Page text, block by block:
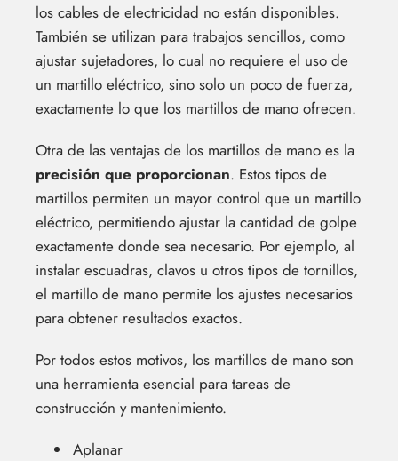
los cables de electricidad no están disponibles.
También se utilizan para trabajos sencillos, como
ajustar sujetadores, lo cual no requiere el uso de
un martillo eléctrico, sino solo un poco de fuerza,
exactamente lo que los martillos de mano ofrecen.
Otra de las ventajas de los martillos de mano es la
precisión que proporcionan. Estos tipos de
martillos permiten un mayor control que un martillo
eléctrico, permitiendo ajustar la cantidad de golpe
exactamente donde sea necesario. Por ejemplo, al
instalar escuadras, clavos u otros tipos de tornillos,
el martillo de mano permite los ajustes necesarios
para obtener resultados exactos.
Por todos estos motivos, los martillos de mano son
una herramienta esencial para tareas de
construcción y mantenimiento.
Aplanar